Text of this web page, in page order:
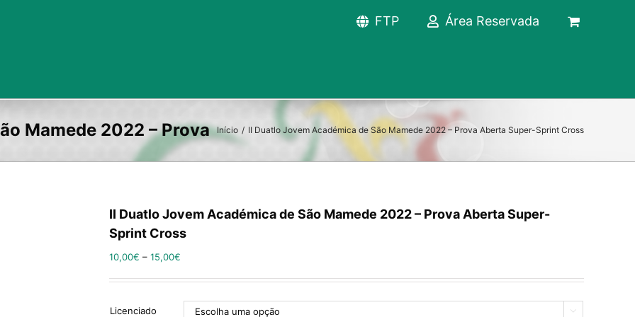
FTP Área Reservada
Início / II Duatlo Jovem Académica de São Mamede 2022 – Prova Aberta Super-Sprint Cross
II Duatlo Jovem Académica de São Mamede 2022 – Prova Aberta Super-
Sprint Cross
10,00€ – 15,00€
Licenciado 